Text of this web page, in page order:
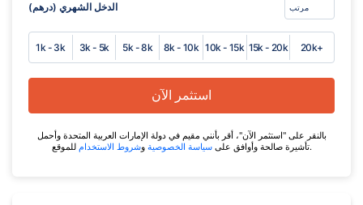
الدخل الشهري (درهم)
1k - 3k 3k - 5k 5k - 8k 8k - 10k 10k - 15k 15k - 20k 20k+
استثمر الآن
بالنقر على "استثمر الآن"، أقر بأنني مقيم في دولة الإمارات العربية المتحدة وأحمل
تأشيرة صالحة وأوافق علىسياسة الخصوصية وشروط الاستخدام للموقع.